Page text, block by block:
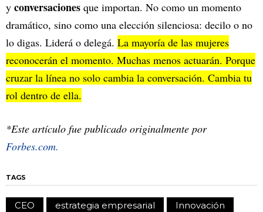
y conversaciones que importan. No como un momento
dramático, sino como una elección silenciosa: decilo o no
lo digas. Liderá o delegá. La mayoría de las mujeres
reconocerán el momento. Muchas menos actuarán. Porque
cruzar la línea no solo cambia la conversación. Cambia tu
rol dentro de ella.
*Este artículo fue publicado originalmente por
Forbes.com.
TAGS
CEO estrategia empresarial
Innovación